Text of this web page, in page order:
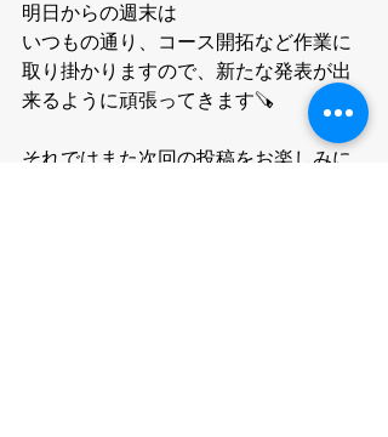
明日からの週末は
いつもの通り、コース開拓など作業に
取り掛かりますので、新たな発表が出
来るように頑張ってきます🪚
それではまた次回の投稿をお楽しみに